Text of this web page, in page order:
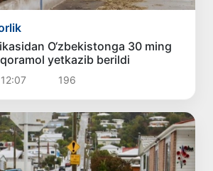
O‘zbekistonga 30 ming
yetkazib berildi
196